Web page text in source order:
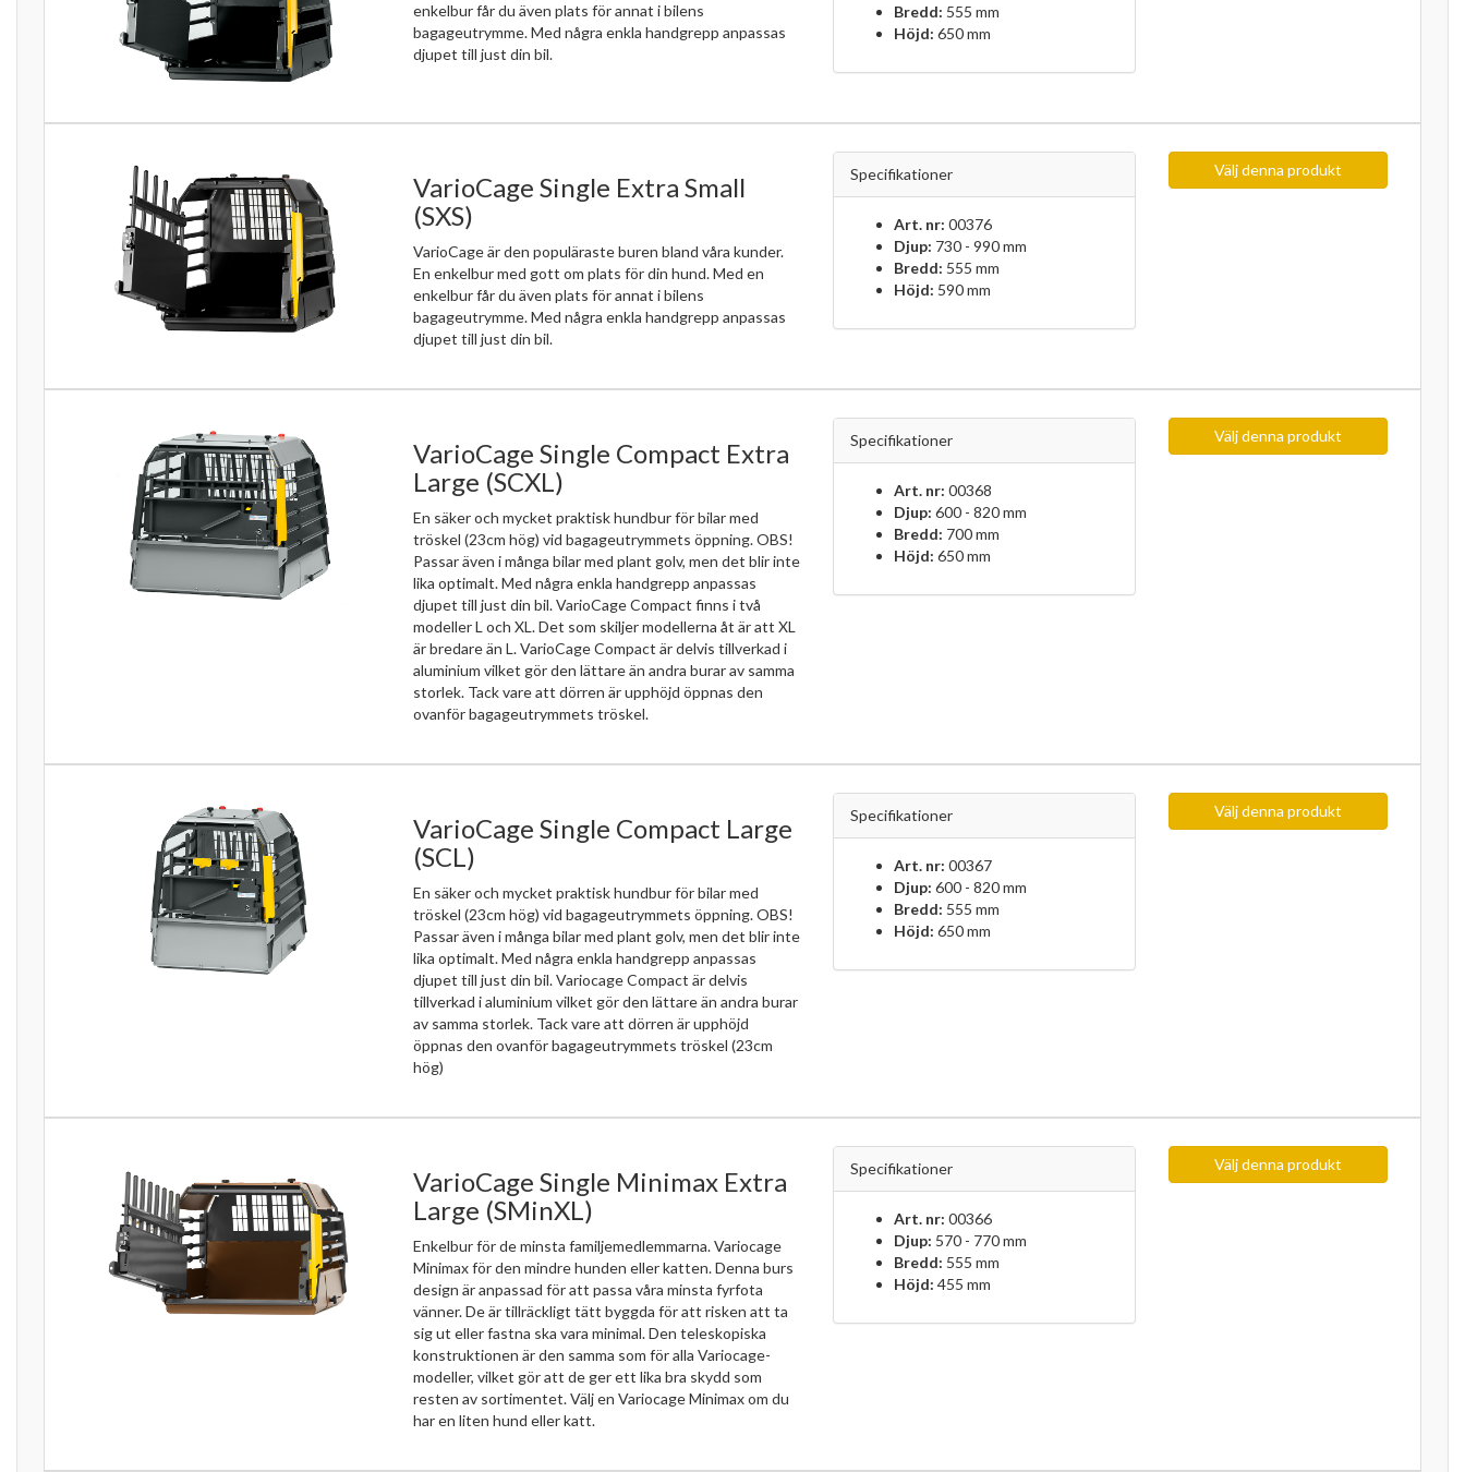
enkelbur får du även plats för annat i bilens
bagageutrymme. Med några enkla handgrepp anpassas
djupet till just din bil.
Bredd: 555 mm
Höjd: 650 mm
VarioCage Single Extra Small
(SXS)
VarioCage är den populäraste buren bland våra kunder.
En enkelbur med gott om plats för din hund. Med en
enkelbur får du även plats för annat i bilens
bagageutrymme. Med några enkla handgrepp anpassas
djupet till just din bil.
Specifikationer
Art. nr: 00376
Djup: 730 - 990 mm
Bredd: 555 mm
Höjd: 590 mm
Välj denna produkt
VarioCage Single Compact Extra
Large (SCXL)
En säker och mycket praktisk hundbur för bilar med
tröskel (23cm hög) vid bagageutrymmets öppning. OBS!
Passar även i många bilar med plant golv, men det blir inte
lika optimalt. Med några enkla handgrepp anpassas
djupet till just din bil. VarioCage Compact finns i två
modeller L och XL. Det som skiljer modellerna åt är att XL
är bredare än L. VarioCage Compact är delvis tillverkad i
aluminium vilket gör den lättare än andra burar av samma
storlek. Tack vare att dörren är upphöjd öppnas den
ovanför bagageutrymmets tröskel.
Specifikationer
Art. nr: 00368
Djup: 600 - 820 mm
Bredd: 700 mm
Höjd: 650 mm
Välj denna produkt
VarioCage Single Compact Large
(SCL)
En säker och mycket praktisk hundbur för bilar med
tröskel (23cm hög) vid bagageutrymmets öppning. OBS!
Passar även i många bilar med plant golv, men det blir inte
lika optimalt. Med några enkla handgrepp anpassas
djupet till just din bil. Variocage Compact är delvis
tillverkad i aluminium vilket gör den lättare än andra burar
av samma storlek. Tack vare att dörren är upphöjd
öppnas den ovanför bagageutrymmets tröskel (23cm
hög)
Specifikationer
Art. nr: 00367
Djup: 600 - 820 mm
Bredd: 555 mm
Höjd: 650 mm
Välj denna produkt
VarioCage Single Minimax Extra
Large (SMinXL)
Enkelbur för de minsta familjemedlemmarna. Variocage
Minimax för den mindre hunden eller katten. Denna burs
design är anpassad för att passa våra minsta fyrfota
vänner. De är tillräckligt tätt byggda för att risken att ta
sig ut eller fastna ska vara minimal. Den teleskopiska
konstruktionen är den samma som för alla Variocage-
modeller, vilket gör att de ger ett lika bra skydd som
resten av sortimentet. Välj en Variocage Minimax om du
har en liten hund eller katt.
Specifikationer
Art. nr: 00366
Djup: 570 - 770 mm
Bredd: 555 mm
Höjd: 455 mm
Välj denna produkt